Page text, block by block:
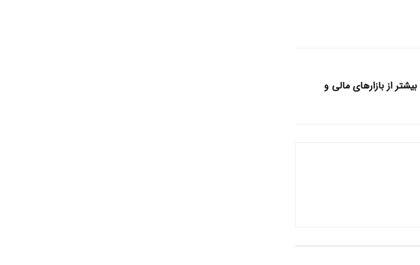
از بازار‌های مالی و